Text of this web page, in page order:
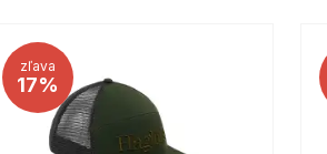
zľava
17%